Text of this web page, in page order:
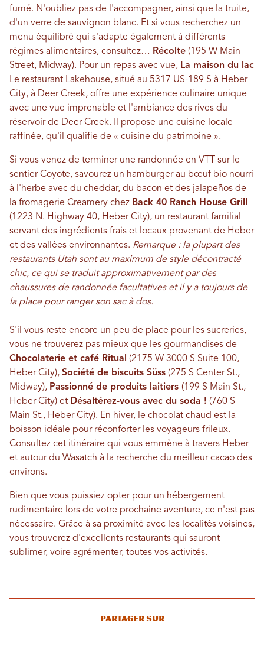
fumé. N'oubliez pas de l'accompagner, ainsi que la truite,
d'un verre de sauvignon blanc. Et si vous recherchez un
menu équilibré qui s'adapte également à différents
régimes alimentaires, consultez… Récolte (195 W Main
Street, Midway). Pour un repas avec vue, La maison du lac
Le restaurant Lakehouse, situé au 5317 US-189 S à Heber
City, à Deer Creek, offre une expérience culinaire unique
avec une vue imprenable et l'ambiance des rives du
réservoir de Deer Creek. Il propose une cuisine locale
raffinée, qu'il qualifie de « cuisine du patrimoine ».
Si vous venez de terminer une randonnée en VTT sur le
sentier Coyote, savourez un hamburger au bœuf bio nourri
à l'herbe avec du cheddar, du bacon et des jalapeños de
la fromagerie Creamery chez Back 40 Ranch House Grill
(1223 N. Highway 40, Heber City), un restaurant familial
servant des ingrédients frais et locaux provenant de Heber
et des vallées environnantes. Remarque : la plupart des
restaurants Utah sont au maximum de style décontracté
chic, ce qui se traduit approximativement par des
chaussures de randonnée facultatives et il y a toujours de
la place pour ranger son sac à dos.
S'il vous reste encore un peu de place pour les sucreries,
vous ne trouverez pas mieux que les gourmandises de
Chocolaterie et café Ritual (2175 W 3000 S Suite 100,
Heber City), Société de biscuits Süss (275 S Center St.,
Midway), Passionné de produits laitiers (199 S Main St.,
Heber City) et Désaltérez-vous avec du soda ! (760 S
Main St., Heber City). En hiver, le chocolat chaud est la
boisson idéale pour réconforter les voyageurs frileux.
Consultez cet itinéraire qui vous emmène à travers Heber
et autour du Wasatch à la recherche du meilleur cacao des
environs.
Bien que vous puissiez opter pour un hébergement
rudimentaire lors de votre prochaine aventure, ce n'est pas
nécessaire. Grâce à sa proximité avec les localités voisines,
vous trouverez d'excellents restaurants qui sauront
sublimer, voire agrémenter, toutes vos activités.
Partager sur